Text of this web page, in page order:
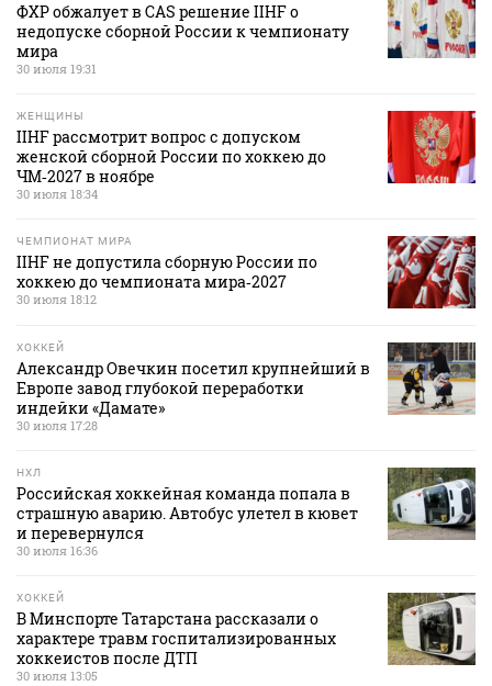
ФХР обжалует в CAS решение IIHF о
недопуске сборной России к чемпионату
мира
30 июля 19:31
ЖЕНЩИНЫ
IIHF рассмотрит вопрос с допуском
женской сборной России по хоккею до
ЧМ‑2027 в ноябре
30 июля 18:34
ЧЕМПИОНАТ МИРА
IIHF не допустила сборную России по
хоккею до чемпионата мира‑2027
30 июля 18:12
ХОККЕЙ
Александр Овечкин посетил крупнейший в
Европе завод глубокой переработки
индейки «Дамате»
30 июля 17:28
НХЛ
Российская хоккейная команда попала в
страшную аварию. Автобус улетел в кювет
и перевернулся
30 июля 16:36
ХОККЕЙ
В Минспорте Татарстана рассказали о
характере травм госпитализированных
хоккеистов после ДТП
30 июля 13:05